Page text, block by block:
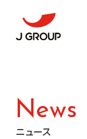
News
ニュース